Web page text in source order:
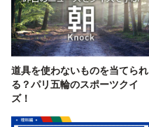
道具を使わないものを当てられ
る？パリ五輪のスポーツクイ
ズ！